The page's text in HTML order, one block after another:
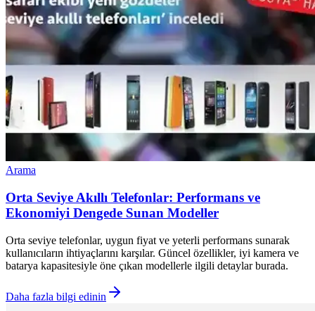
Arama
Orta Seviye Akıllı Telefonlar: Performans ve
Ekonomiyi Dengede Sunan Modeller
Orta seviye telefonlar, uygun fiyat ve yeterli performans sunarak
kullanıcıların ihtiyaçlarını karşılar. Güncel özellikler, iyi kamera ve
batarya kapasitesiyle öne çıkan modellerle ilgili detaylar burada.
Daha fazla bilgi edinin